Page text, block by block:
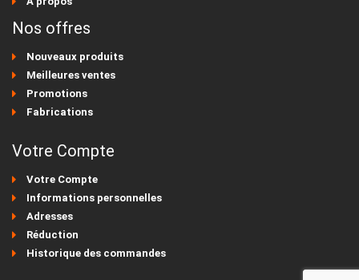
Nos offres
Nouveaux produits
Meilleures ventes
Promotions
Fabrications
Votre Compte
Votre Compte
Informations personnelles
Adresses
Réduction
Historique des commandes